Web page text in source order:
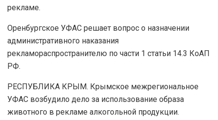
рекламе.
Оренбургское УФАС решает вопрос о назначении
административного наказания
рекламораспространителю по части 1 статьи 14.3 КоАП
РФ.
РЕСПУБЛИКА КРЫМ. Крымское межрегиональное
УФАС возбудило дело за использование образа
животного в рекламе алкогольной продукции.